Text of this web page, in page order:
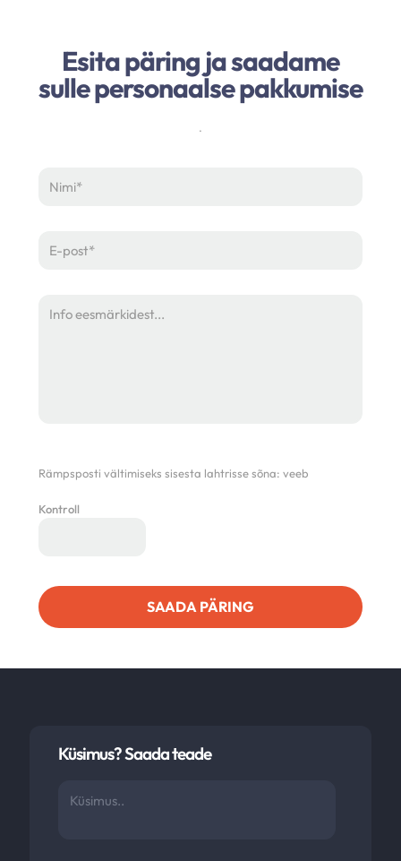
Esita päring ja saadame
sulle personaalse pakkumise
.
Rämpsposti vältimiseks sisesta lahtrisse sõna: veeb
Kontroll
Küsimus? Saada teade